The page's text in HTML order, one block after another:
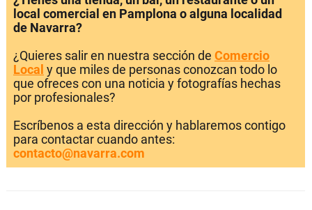
local comercial en Pamplona o alguna localidad
de Navarra?
¿Quieres salir en nuestra sección de Comercio
Local y que miles de personas conozcan todo lo
que ofreces con una noticia y fotografías hechas
por profesionales?
Escríbenos a esta dirección y hablaremos contigo
para contactar cuando antes:
contacto@navarra.com